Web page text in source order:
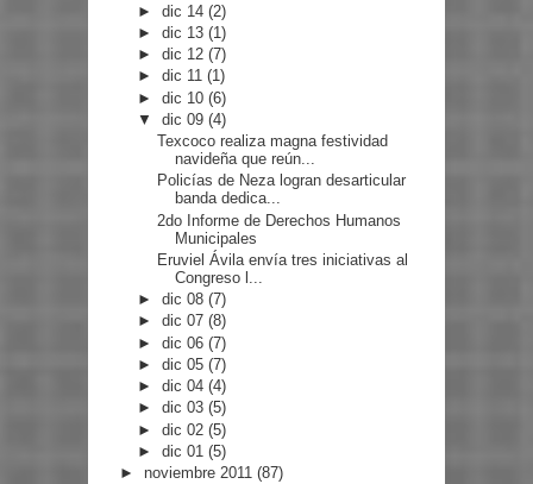
►dic 14(2)
►dic 13(1)
►dic 12(7)
►dic 11(1)
►dic 10(6)
▼dic 09(4)
Texcoco realiza magna festividad
navideña que reún...
Policías de Neza logran desarticular
banda dedica...
2do Informe de Derechos Humanos
Municipales
Eruviel Ávila envía tres iniciativas al
Congreso l...
►dic 08(7)
►dic 07(8)
►dic 06(7)
►dic 05(7)
►dic 04(4)
►dic 03(5)
►dic 02(5)
►dic 01(5)
► noviembre 2011 (87)